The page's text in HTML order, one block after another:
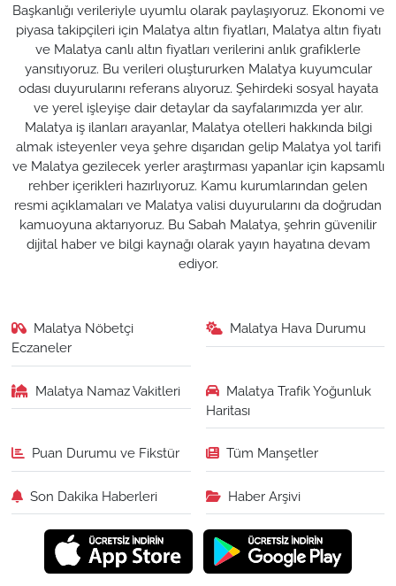
Başkanlığı verileriyle uyumlu olarak paylaşıyoruz. Ekonomi ve
piyasa takipçileri için Malatya altın fiyatları, Malatya altın fiyatı
ve Malatya canlı altın fiyatları verilerini anlık grafiklerle
yansıtıyoruz. Bu verileri oluştururken Malatya kuyumcular
odası duyurularını referans alıyoruz. Şehirdeki sosyal hayata
ve yerel işleyişe dair detaylar da sayfalarımızda yer alır.
Malatya iş ilanları arayanlar, Malatya otelleri hakkında bilgi
almak isteyenler veya şehre dışarıdan gelip Malatya yol tarifi
ve Malatya gezilecek yerler araştırması yapanlar için kapsamlı
rehber içerikleri hazırlıyoruz. Kamu kurumlarından gelen
resmi açıklamaları ve Malatya valisi duyurularını da doğrudan
kamuoyuna aktarıyoruz. Bu Sabah Malatya, şehrin güvenilir
dijital haber ve bilgi kaynağı olarak yayın hayatına devam
ediyor.
Malatya Nöbetçi
Eczaneler
Malatya Hava Durumu
Malatya Namaz Vakitleri
Malatya Trafik Yoğunluk
Haritası
Puan Durumu ve Fikstür Tüm Manşetler
Son Dakika Haberleri Haber Arşivi